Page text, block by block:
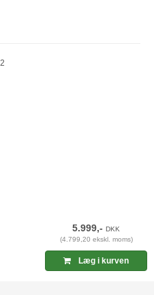
5.999,-DKK
(4.799,20 ekskl. moms)
Læg i kurven